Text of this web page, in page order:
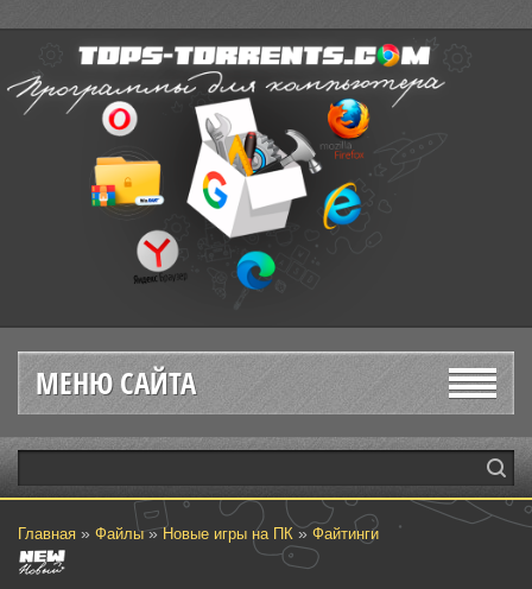
МЕНЮ САЙТА
Главная » Файлы»Новые игры на ПК » Файтинги‎